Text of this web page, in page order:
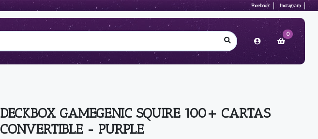
Facebook Instagram
0
DECKBOX GAMEGENIC SQUIRE 100+ CARTAS
CONVERTIBLE - PURPLE